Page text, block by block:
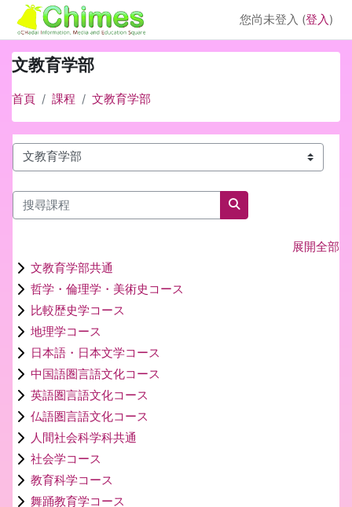
跳至主內容
您尚未登入 (登入 )
文教育学部
首頁 課程 文教育学部
課程類別
搜尋課程
搜尋課程
展開全部
文教育学部共通
哲学・倫理学・美術史コース
比較歴史学コース
地理学コース
日本語・日本文学コース
中国語圏言語文化コース
英語圏言語文化コース
仏語圏言語文化コース
人間社会科学科共通
社会学コース
教育科学コース
舞踊教育学コース